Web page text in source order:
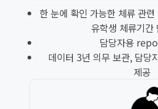
한 눈에 확인 가능한 체류 관
유학생 체류기간
담당자용
데이터 3년 의무 보관, 담당
제공